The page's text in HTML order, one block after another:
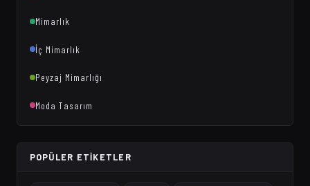
Mimarlık
İç Mimarlık
Peyzaj Mimarlığı
Moda Tasarım
POPÜLER ETIKETLER